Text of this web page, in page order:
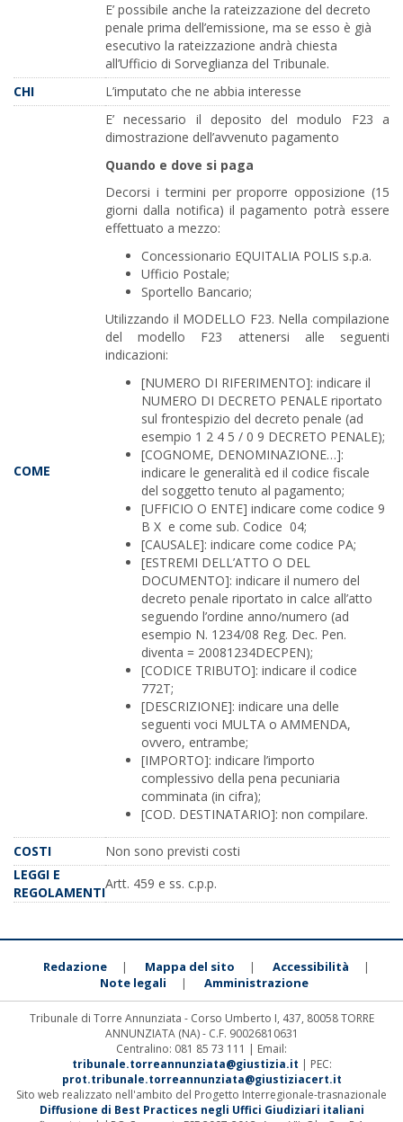
E’ possibile anche la rateizzazione del decreto
penale prima dell’emissione, ma se esso è già
esecutivo la rateizzazione andrà chiesta
all’Ufficio di Sorveglianza del Tribunale.
CHI
L’imputato che ne abbia interesse
COME
E’ necessario il deposito del modulo F23 a
dimostrazione dell’avvenuto pagamento
Quando e dove si paga
Decorsi i termini per proporre opposizione (15
giorni dalla notifica) il pagamento potrà essere
effettuato a mezzo:
Concessionario EQUITALIA POLIS s.p.a.
Ufficio Postale;
Sportello Bancario;
Utilizzando il MODELLO F23. Nella compilazione
del modello F23 attenersi alle seguenti
indicazioni:
[NUMERO DI RIFERIMENTO]: indicare il
NUMERO DI DECRETO PENALE riportato
sul frontespizio del decreto penale (ad
esempio 1 2 4 5 / 0 9 DECRETO PENALE);
[COGNOME, DENOMINAZIONE…]:
indicare le generalità ed il codice fiscale
del soggetto tenuto al pagamento;
[UFFICIO O ENTE] indicare come codice 9
B X e come sub. Codice 04;
[CAUSALE]: indicare come codice PA;
[ESTREMI DELL’ATTO O DEL
DOCUMENTO]: indicare il numero del
decreto penale riportato in calce all’atto
seguendo l’ordine anno/numero (ad
esempio N. 1234/08 Reg. Dec. Pen.
diventa = 20081234DECPEN);
[CODICE TRIBUTO]: indicare il codice
772T;
[DESCRIZIONE]: indicare una delle
seguenti voci MULTA o AMMENDA,
ovvero, entrambe;
[IMPORTO]: indicare l’importo
complessivo della pena pecuniaria
comminata (in cifra);
[COD. DESTINATARIO]: non compilare.
COSTI
Non sono previsti costi
LEGGI E
REGOLAMENTI
Artt. 459 e ss. c.p.p.
Redazione | Mappa del sito | Accessibilità |
Note legali | Amministrazione
Tribunale di Torre Annunziata - Corso Umberto I, 437, 80058 TORRE
ANNUNZIATA (NA) - C.F. 90026810631
Centralino: 081 85 73 111 | Email:
tribunale.torreannunziata@giustizia.it | PEC:
prot.tribunale.torreannunziata@giustiziacert.it
Sito web realizzato nell'ambito del Progetto Interregionale-trasnazionale
Diffusione di Best Practices negli Uffici Giudiziari italiani